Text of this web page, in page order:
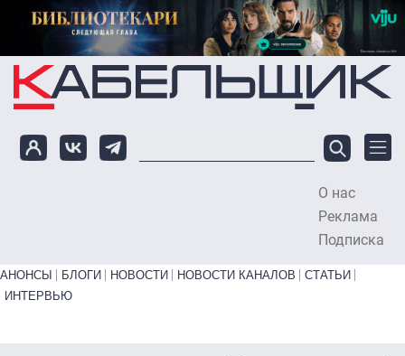
Перейти к основному содержанию
О нас
Реклама
Подписка
Primary links bottom
АНОНСЫ БЛОГИ НОВОСТИ НОВОСТИ КАНАЛОВ
СТАТЬИ
ИНТЕРВЬЮ